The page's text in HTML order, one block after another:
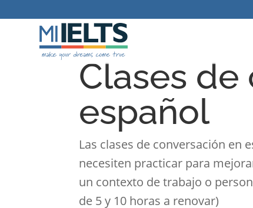
Clases de
español
Las clases de conversación en
necesiten practicar para
un contexto de trabajo o
de 5 y 10 horas a renovar)